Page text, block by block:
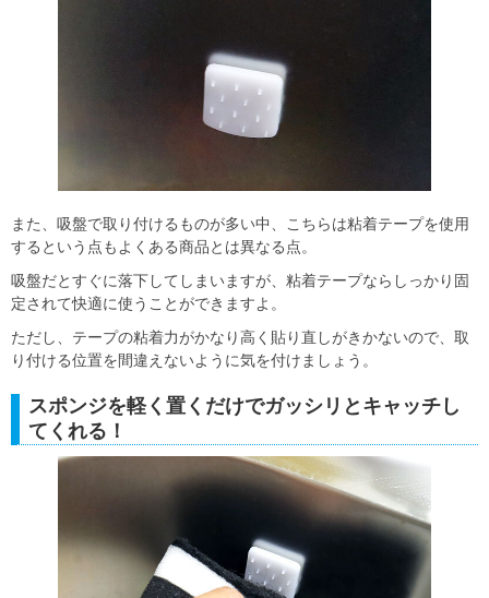
また、吸盤で取り付けるものが多い中、こちらは粘着テープを使用
するという点もよくある商品とは異なる点。
吸盤だとすぐに落下してしまいますが、粘着テープならしっかり固
定されて快適に使うことができますよ。
ただし、テープの粘着力がかなり高く貼り直しがきかないので、取
り付ける位置を間違えないように気を付けましょう。
スポンジを軽く置くだけでガッシリとキャッチし
てくれる！